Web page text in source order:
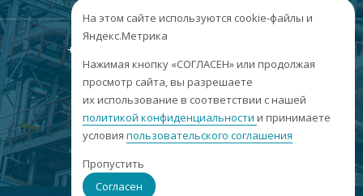
+7
г. Барнаул, пр. Ленина, 158А, Н1/204
пн-пт: 09:00-17:00
сб-вс: выходные
info@sibar22.ru
На этом сайте используются cookie-файлы и
Яндекс.Метрика
Нажимая кнопку «СОГЛАСЕН» или продолжая
просмотр сайта, вы разрешаете
их использование в соответствии с нашей
политикой конфиденциальности и принимаете
условия пользовательского соглашения
Пропустить
Согласен